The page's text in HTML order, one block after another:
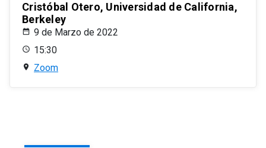
Cristóbal Otero, Universidad de California,
Berkeley
9 de Marzo de 2022
15:30
Zoom